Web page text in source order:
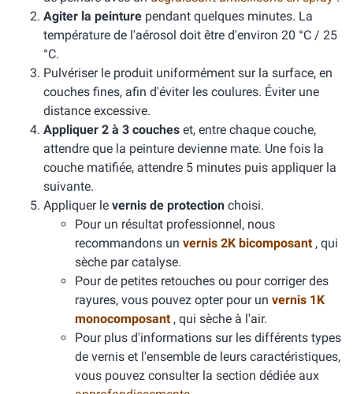
Agiter la peinture pendant quelques minutes. La
température de l'aérosol doit être d'environ 20 °C / 25
°C.
Pulvériser le produit uniformément sur la surface, en
couches fines, afin d'éviter les coulures. Éviter une
distance excessive.
Appliquer 2 à 3 couches et, entre chaque couche,
attendre que la peinture devienne mate. Une fois la
couche matifiée, attendre 5 minutes puis appliquer la
suivante.
Appliquer le vernis de protection choisi.
Pour un résultat professionnel, nous
recommandons un vernis 2K bicomposant , qui
sèche par catalyse.
Pour de petites retouches ou pour corriger des
rayures, vous pouvez opter pour un vernis 1K
monocomposant , qui sèche à l'air.
Pour plus d'informations sur les différents types
de vernis et l'ensemble de leurs caractéristiques,
vous pouvez consulter la section dédiée aux